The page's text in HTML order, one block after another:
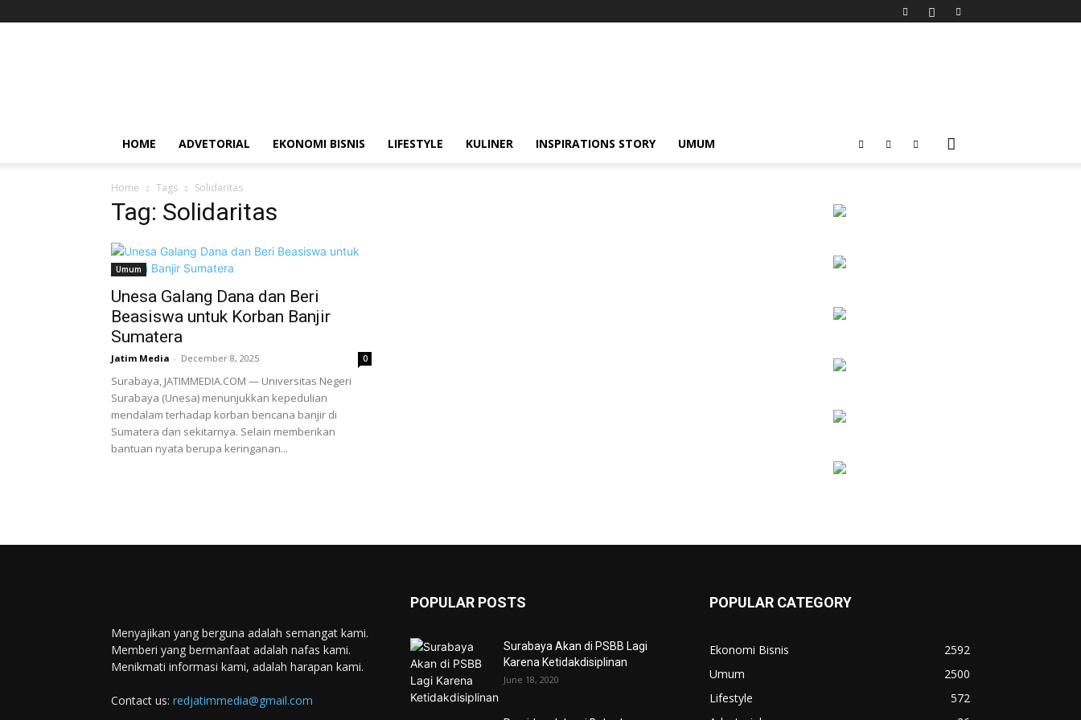
HOME ADVETORIAL EKONOMI BISNIS LIFESTYLE KULINER INSPIRATIONS STORY UMUM
Home Tags Solidaritas
Tag: Solidaritas
Umum
Unesa Galang Dana dan Beri
Beasiswa untuk Korban Banjir
Sumatera
Jatim Media - December 8, 2025 0
Surabaya, JATIMMEDIA.COM — Universitas Negeri
Surabaya (Unesa) menunjukkan kepedulian
mendalam terhadap korban bencana banjir di
Sumatera dan sekitarnya. Selain memberikan
bantuan nyata berupa keringanan...
Menyajikan yang berguna adalah semangat kami.
Memberi yang bermanfaat adalah nafas kami.
Menikmati informasi kami, adalah harapan kami.
Contact us: redjatimmedia@gmail.com
POPULAR POSTS
Surabaya Akan di PSBB Lagi
Karena Ketidakdisiplinan
June 18, 2020
POPULAR CATEGORY
Ekonomi Bisnis
2592
Umum
2500
Lifestyle
572